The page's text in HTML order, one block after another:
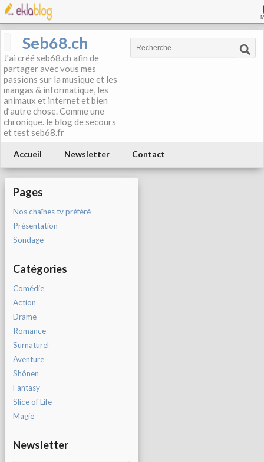
Seb68.ch
J'ai créé seb68.ch afin de
partager avec vous mes
passions sur la musique et les
mangas & informatique, les
animaux et internet et bien
d’autre chose. Comme une
chronique. le blog de secours
et test seb68.fr
Accueil Newsletter Contact
Pages
Nos chaînes tv préféré
Présentation
Sondage
Catégories
Comédie
Action
Drame
Romance
Surnaturel
Aventure
Shônen
Fantasy
Slice of Life
Magie
Newsletter